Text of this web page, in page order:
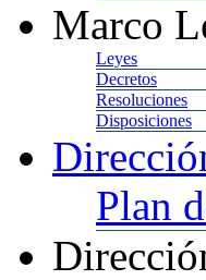
Marco
Leyes
Decretos
Resoluciones
Disposiciones
Plan